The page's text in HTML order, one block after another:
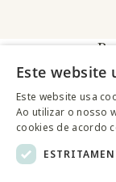
Este website
Este website usa
Ao utilizar o nosso
cookies de acordo